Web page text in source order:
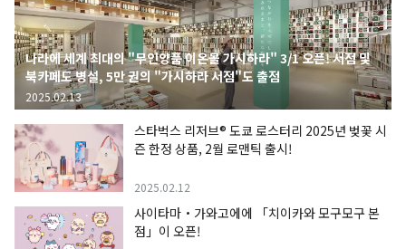
나라에 세계 최대의 "무인양품 이온몰 가시하라" 3/1 오픈! 서점 및
북카페도 병설, 5만 권의 "가시하라 서점"도 출점
2025.02.13
스타벅스 리저브® 도쿄 로스터리 2025년 벚꽃 시
즌 한정 상품, 2월 로맨틱 출시!
2025.02.12
사이타마・가와고에에 「치이카와 모구모구 본
점」이 오픈!